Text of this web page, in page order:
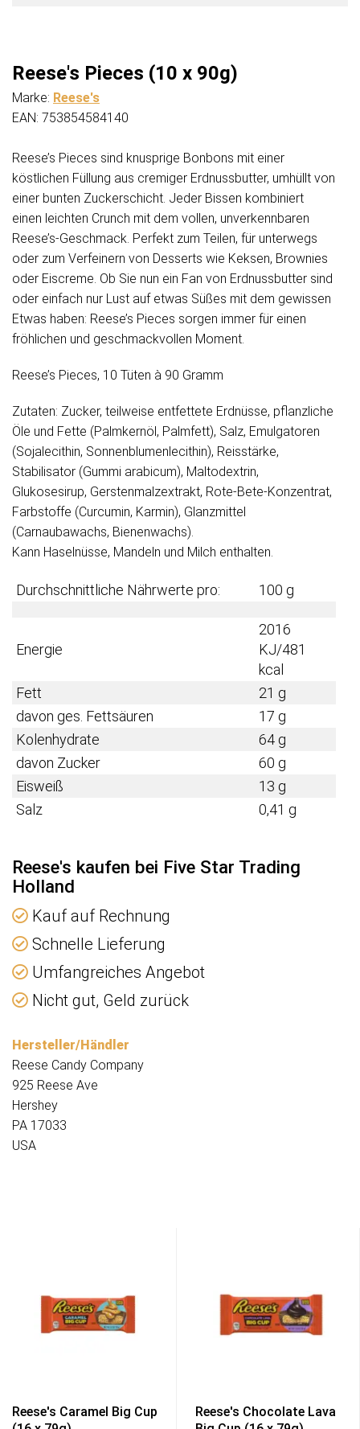
Reese's Pieces (10 x 90g)
Marke: Reese's
EAN: 753854584140
Reese’s Pieces sind knusprige Bonbons mit einer
köstlichen Füllung aus cremiger Erdnussbutter, umhüllt von
einer bunten Zuckerschicht. Jeder Bissen kombiniert
einen leichten Crunch mit dem vollen, unverkennbaren
Reese’s-Geschmack. Perfekt zum Teilen, für unterwegs
oder zum Verfeinern von Desserts wie Keksen, Brownies
oder Eiscreme. Ob Sie nun ein Fan von Erdnussbutter sind
oder einfach nur Lust auf etwas Süßes mit dem gewissen
Etwas haben: Reese’s Pieces sorgen immer für einen
fröhlichen und geschmackvollen Moment.
Reese’s Pieces, 10 Tüten à 90 Gramm
Zutaten: Zucker, teilweise entfettete Erdnüsse, pflanzliche
Öle und Fette (Palmkernöl, Palmfett), Salz, Emulgatoren
(Sojalecithin, Sonnenblumenlecithin), Reisstärke,
Stabilisator (Gummi arabicum), Maltodextrin,
Glukosesirup, Gerstenmalzextrakt, Rote-Bete-Konzentrat,
Farbstoffe (Curcumin, Karmin), Glanzmittel
(Carnaubawachs, Bienenwachs).
Kann Haselnüsse, Mandeln und Milch enthalten.
Durchschnittliche Nährwerte pro: 100 g
Energie
2016
KJ/481
kcal
Fett
21 g
davon ges. Fettsäuren
17 g
Kolenhydrate
64 g
davon Zucker
60 g
Eisweiß
13 g
Salz
0,41 g
Reese's kaufen bei Five Star Trading
Holland
Kauf auf Rechnung
Schnelle Lieferung
Umfangreiches Angebot
Nicht gut, Geld zurück
Hersteller/Händler
Reese Candy Company
925 Reese Ave
Hershey
PA 17033
USA
Reese's Caramel Big Cup
Reese's Chocolate Lava